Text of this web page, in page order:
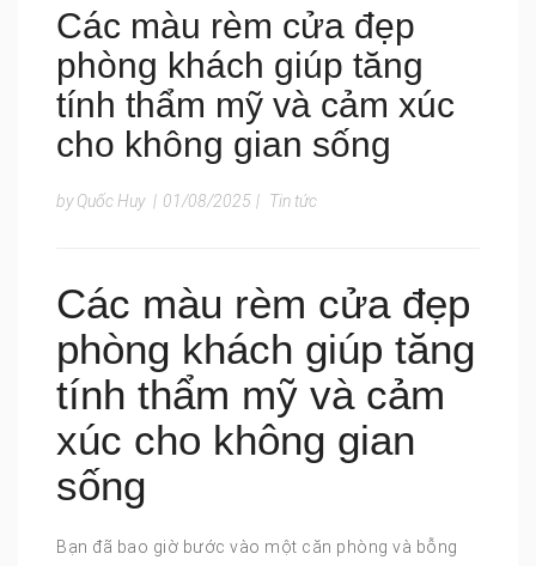
Các màu rèm cửa đẹp
phòng khách giúp tăng
tính thẩm mỹ và cảm xúc
cho không gian sống
by Quốc Huy | 01/08/2025 | Tin tức
Các màu rèm cửa đẹp
phòng khách giúp tăng
tính thẩm mỹ và cảm
xúc cho không gian
sống
Bạn đã bao giờ bước vào một căn phòng và bỗng